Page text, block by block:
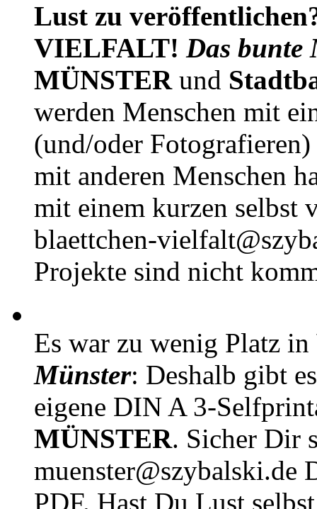
Lust zu
VIELFALT! Das bunte
MÜNSTERund
werden Menschen mit
(und/oder
mit anderen Menschen
mit einem kurzen selbst
blaettchen-
Projekte sind nicht
Es war zu wenig Platz in
Münster: Deshalb gibt
eigene DIN A 3-
MÜNSTER. Sicher Dir
muenster@szybalski.de
PDF. Hast Du Lust